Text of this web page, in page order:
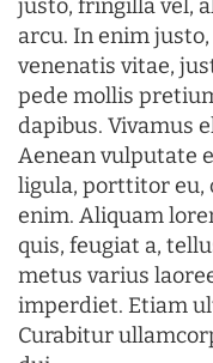
justo, fringilla vel,
arcu. In enim
venenatis vitae,
pede mollis
dapibus. Vivamus
Aenean vulputate
ligula, porttitor eu,
enim. Aliquam
quis, feugiat a,
metus varius
imperdiet. Etiam
Curabitur